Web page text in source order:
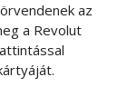
az
a Revolut